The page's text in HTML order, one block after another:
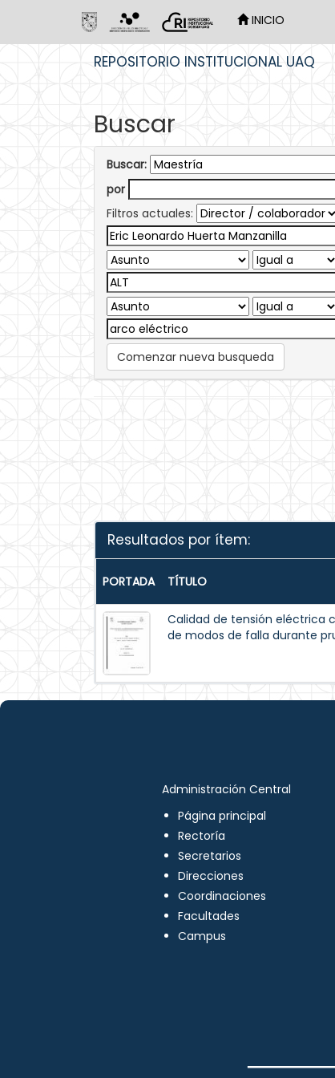
INICIO
REPOSITORIO INSTITUCIONAL UAQ
Buscar
Buscar:
por
Filtros actuales:
Comenzar nueva busqueda
Resultados por ítem:
PORTADA TÍTULO
Calidad de tensión eléctrica
de modos de falla durante
Administración Central
Página principal
Rectoría
Secretarios
Direcciones
Coordinaciones
Facultades
Campus